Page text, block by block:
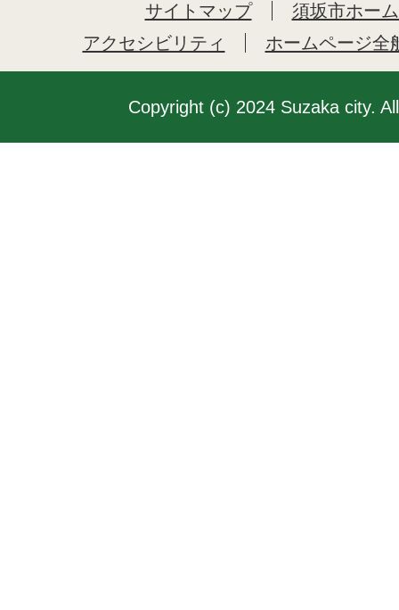
サイトマップ
須坂市ホー
アクセシビリティ
ホームページ全
Copyright (c) 2024 Suzaka city.